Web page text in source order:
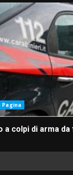
Pagina
a colpi di arma da